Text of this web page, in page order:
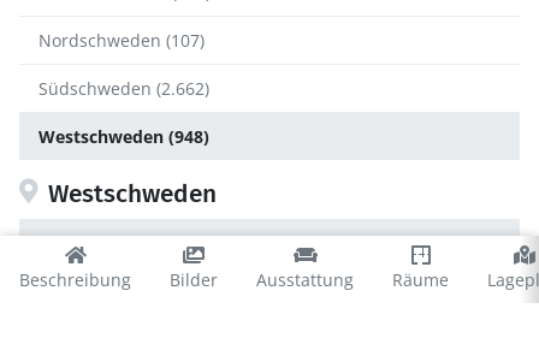
Beschreibung Bilder Ausstattung Räume
Nordschweden (107)
Südschweden (2.662)
Westschweden (948)
Westschweden
Bohuslän (472)
Dalsland (131)